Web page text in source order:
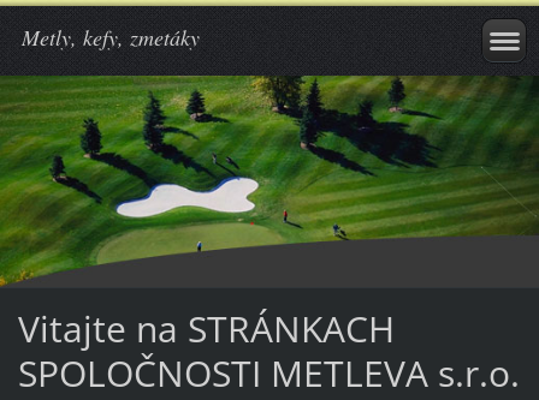
Metly, kefy, zmetáky
Vitajte na STRÁNKACH
SPOLOČNOSTI METLEVA s.r.o.